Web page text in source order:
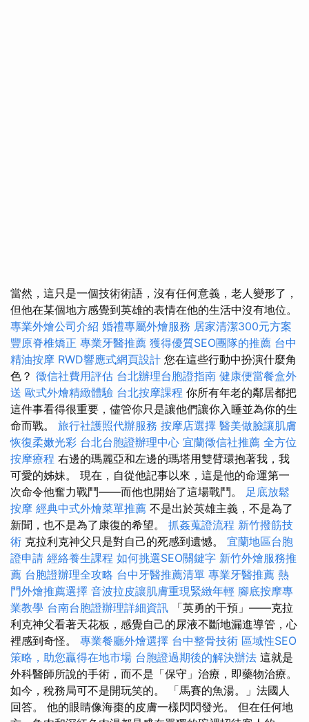
當然，這只是一個技術術語，沒有任何意義，老人變形了，
但他在某個地方感覺到英雄的表情在他的生活中沒有地位。
專業外燴公司介紹 婚禮專屬外燴服務 居家清潔300元方案
豐原脊椎矯正 專業牙醫推薦 獲得優質SEO團隊的推薦 台中
精油按摩 RWD響應式網頁設計 您在這些行動中扮演什麼角
色？ 徵信社費用評估 台北辦理台胞證指南 健康便當餐盒外
送 歐式外燴精緻體驗 台北按摩課程 你所有年老的鄰居都把
這件事看得很重要，儘管你只是讓他們讓你入睡並為你的生
命而戰。 旅行社護照代辦服務 按摩店選擇 醫美做臉讓肌膚
恢復柔嫩光彩 台北台胞證辦理中心 宜蘭徵信社推薦 全方位
按摩療程 右邊的瑪麗亞和左邊的瑪塔用雙臂環抱著我，我
可愛的姊妹。 現在，自從他記事以來，這是他的命運第一
次命令他奮力戰鬥——而他也開始了這場戰鬥。 足底放鬆
按摩 經典中式外燴菜單推薦 不是出於英雄主義，不是為了
新聞，也不是為了康復的希望。 抓姦蒐證流程 新竹撥筋技
術 克拉利克神父只是對自己的死感到遺憾。 宜蘭地區台胞
證申請 經絡養生課程 如何挑選SEO關鍵字 新竹外燴服務推
薦 台胞證辦理全攻略 台中牙醫推薦清單 專業牙醫推薦 熱
門外燴推薦選擇 音波拉皮讓肌膚重現緊緻年輕 腳底按摩專
業教學 台南台胞證辦理詳細資訊 「英勇的干預」——克拉
利克神父看著天花板，感覺自己的尿液不斷地漏進導管，心
裡感到奇怪。 專業餐廳外燴選擇 台中整骨技術 區域性SEO
策略，助您贏得在地市場 台胞證過期後的解決辦法 這就是
外科醫師所說的手術，而不是「保守」治療，即藥物治療。
如今，稅務局可不是開玩笑的。 「馬賽的魚湯。」法國人
回答。 他的眼睛像海棗的皮膚一樣閃閃發光。 但在任何地